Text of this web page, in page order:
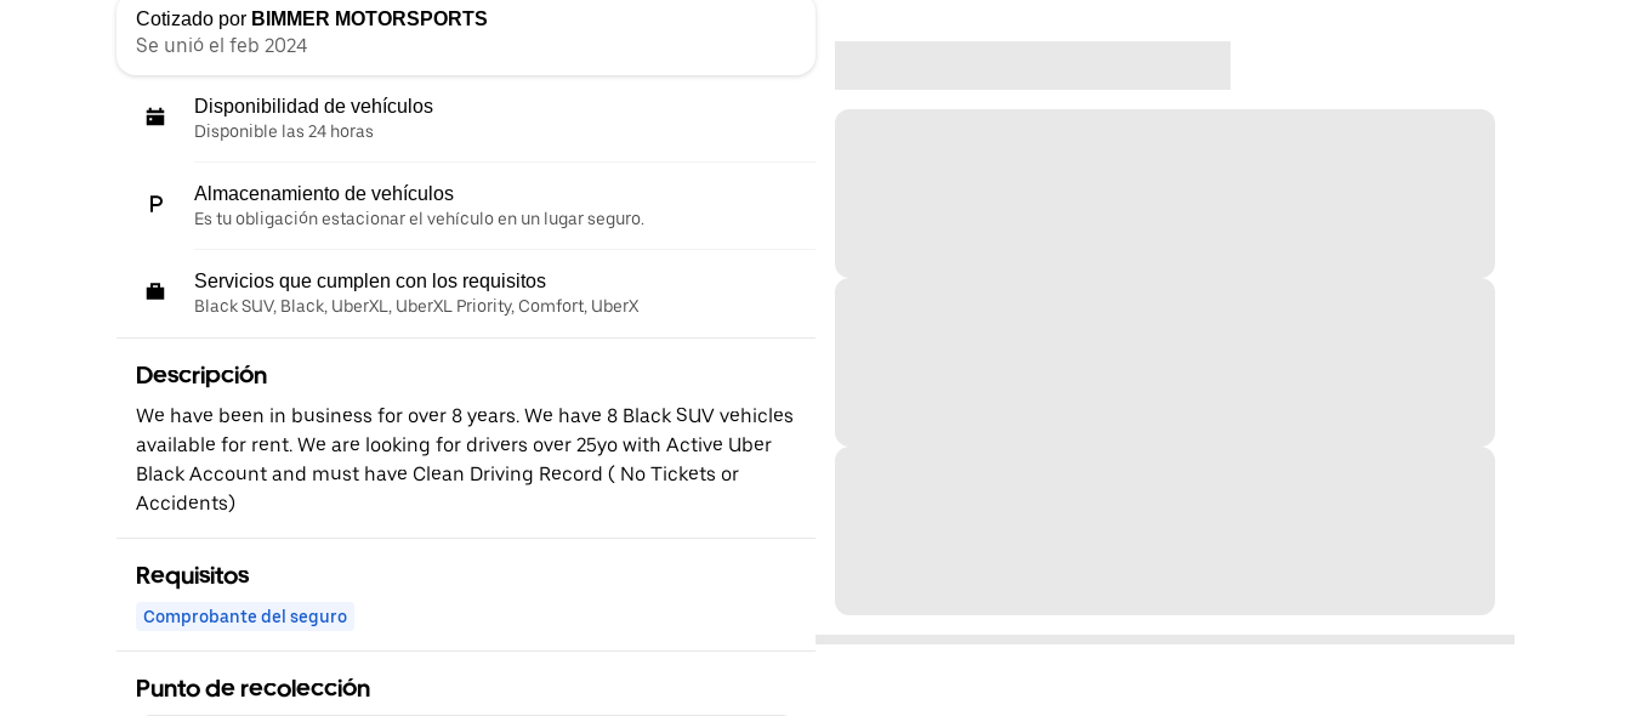
Cotizado por BIMMER MOTORSPORTS
Se unió el feb 2024
Disponibilidad de vehículos
Disponible las 24 horas
Almacenamiento de vehículos
Es tu obligación estacionar el vehículo en un lugar seguro.
Servicios que cumplen con los requisitos
Black SUV, Black, UberXL, UberXL Priority, Comfort, UberX
Descripción
We have been in business for over 8 years. We have 8 Black SUV vehicles
available for rent. We are looking for drivers over 25yo with Active Uber
Black Account and must have Clean Driving Record ( No Tickets or
Accidents)
Requisitos
Comprobante del seguro
Punto de recolección